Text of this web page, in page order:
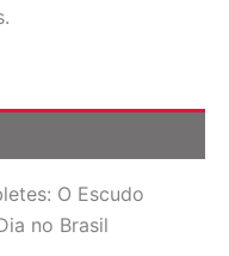
O Escudo
no Brasil